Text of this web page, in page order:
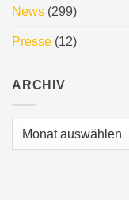
News (299)
Presse (12)
ARCHIV
Archiv